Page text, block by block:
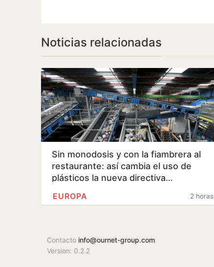
Noticias relacionadas
Sin monodosis y con la fiambrera al
restaurante: así cambia el uso de
plásticos la nueva directiva…
2 horas
EUROPA
Contacto info@ournet-group.com
Version: 0.2.2